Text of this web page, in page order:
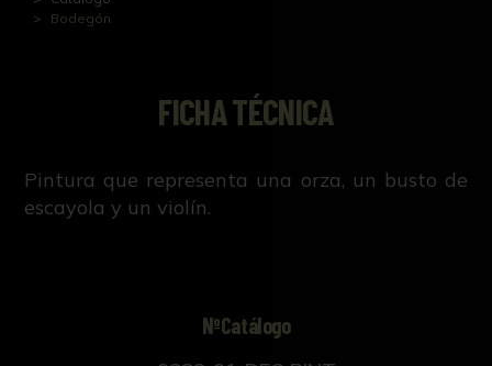
Bodegón
FICHA TÉCNICA
Pintura que representa una orza, un busto de
escayola y un violín.
NºCatálogo